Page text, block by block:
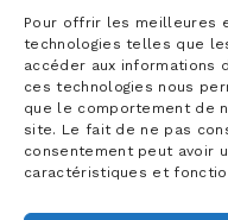
Pour offrir les meilleures
technologies telles que
accéder aux informations
ces technologies nous
que le comportement de
site. Le fait de ne pas
consentement peut avoir
caractéristiques et
1 866 833-2114 (sans
frais)
.ca
Contactez un syndic
Trouver un bureau